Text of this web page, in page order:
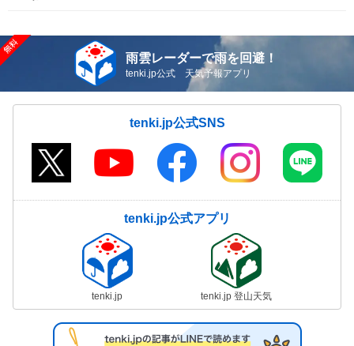
雨雲レーダーで雨を回避！
tenki.jp公式 天気予報アプリ
tenki.jp公式SNS
tenki.jp公式アプリ
tenki.jp tenki.jp 登山天気